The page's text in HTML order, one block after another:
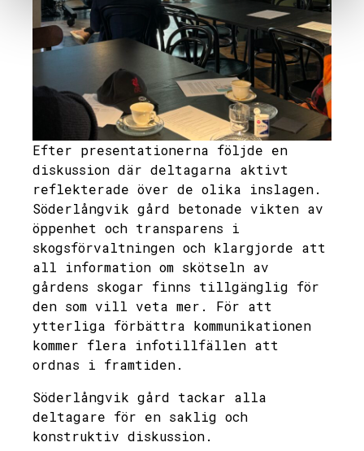
Efter presentationerna följde en
diskussion där deltagarna aktivt
reflekterade över de olika inslagen.
Söderlångvik gård betonade vikten av
öppenhet och transparens i
skogsförvaltningen och klargjorde att
all information om skötseln av
gårdens skogar finns tillgänglig för
den som vill veta mer. För att
ytterliga förbättra kommunikationen
kommer flera infotillfällen att
ordnas i framtiden.
Söderlångvik gård tackar alla
deltagare för en saklig och
konstruktiv diskussion.